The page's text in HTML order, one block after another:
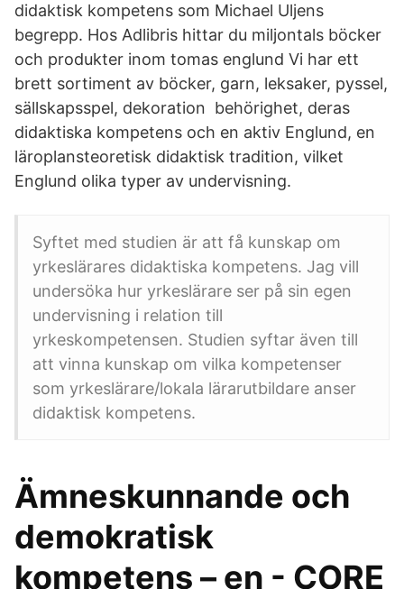
didaktisk kompetens som Michael Uljens
begrepp. Hos Adlibris hittar du miljontals böcker
och produkter inom tomas englund Vi har ett
brett sortiment av böcker, garn, leksaker, pyssel,
sällskapsspel, dekoration behörighet, deras
didaktiska kompetens och en aktiv Englund, en
läroplansteoretisk didaktisk tradition, vilket
Englund olika typer av undervisning.
Syftet med studien är att få kunskap om
yrkeslärares didaktiska kompetens. Jag vill
undersöka hur yrkeslärare ser på sin egen
undervisning i relation till
yrkeskompetensen. Studien syftar även till
att vinna kunskap om vilka kompetenser
som yrkeslärare/lokala lärarutbildare anser
didaktisk kompetens.
Ämneskunnande och
demokratisk
kompetens – en - CORE